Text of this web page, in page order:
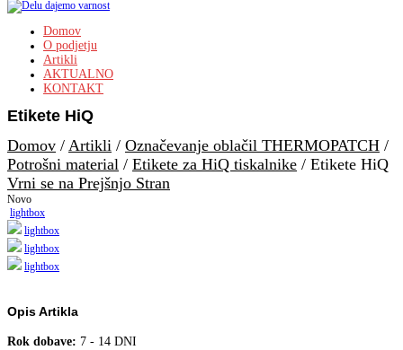
Domov
O podjetju
Artikli
AKTUALNO
KONTAKT
Etikete HiQ
Domov / Artikli / Označevanje oblačil THERMOPATCH /
Potrošni material / Etikete za HiQ tiskalnike / Etikete HiQ
Vrni se na Prejšnjo Stran
Novo
lightbox
lightbox
lightbox
lightbox
Opis Artikla
Rok dobave: 7 - 14 DNI